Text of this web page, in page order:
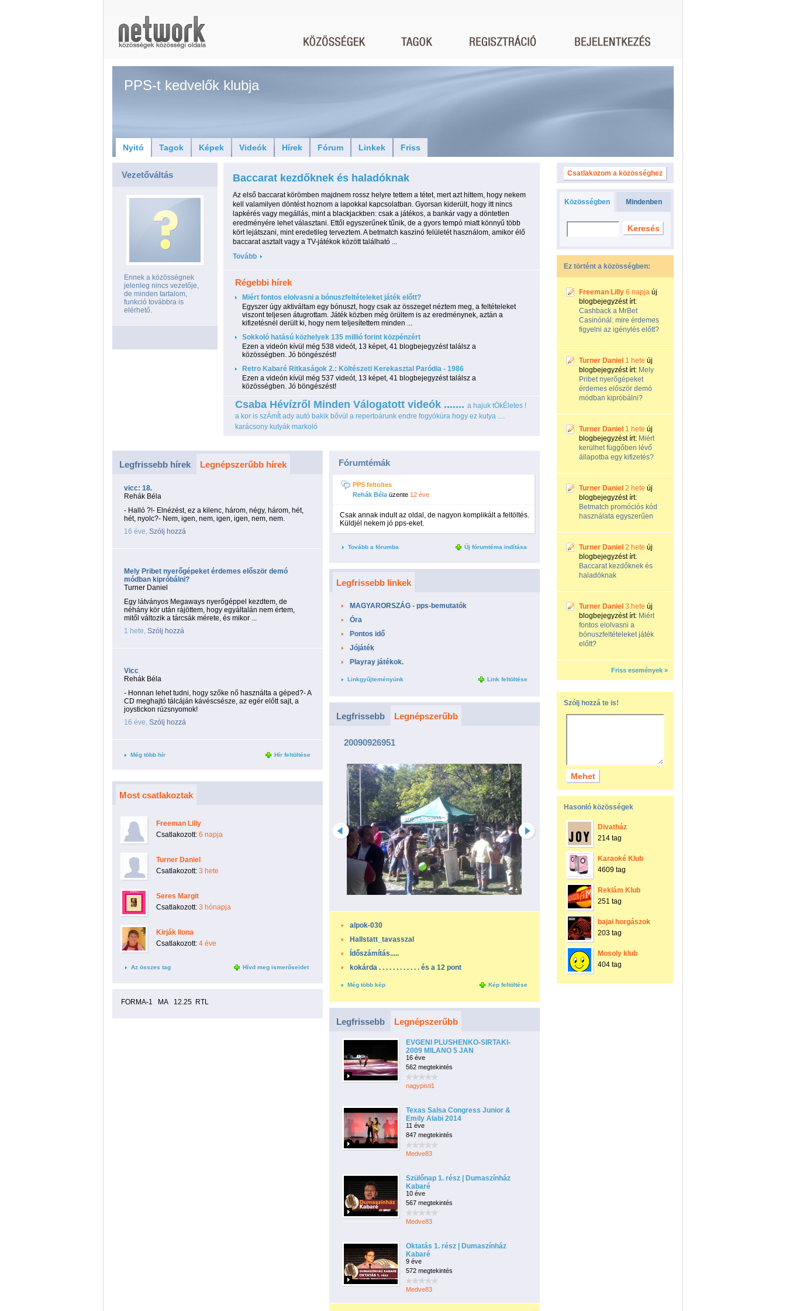
PPS-t kedvelők klubja
Nyitó Tagok Képek Videók Hírek Fórum Linkek Friss
Vezetőváltás
Ennek a közösségnek
jelenleg nincs vezetője,
de minden tartalom,
funkció továbbra is
elérhető.
Baccarat kezdőknek és haladóknak
Az első baccarat körömben majdnem rossz helyre tettem a tétet, mert azt hittem, hogy nekem
kell valamilyen döntést hoznom a lapokkal kapcsolatban. Gyorsan kiderült, hogy itt nincs
lapkérés vagy megállás, mint a blackjackben: csak a játékos, a bankár vagy a döntetlen
eredményére lehet választani. Ettől egyszerűnek tűnik, de a gyors tempó miatt könnyű több
kört lejátszani, mint eredetileg terveztem. A betmatch kaszinó felületét használom, amikor élő
baccarat asztalt vagy a TV-játékok között található ...
Tovább
Régebbi hírek
Miért fontos elolvasni a bónuszfeltételeket játék előtt?
Egyszer úgy aktiváltam egy bónuszt, hogy csak az összeget néztem meg, a feltételeket
viszont teljesen átugrottam. Játék közben még örültem is az eredménynek, aztán a
kifizetésnél derült ki, hogy nem teljesítettem minden ...
Sokkoló hatású közhelyek 135 millió forint közpénzért
Ezen a videón kívül még 538 videót, 13 képet, 41 blogbejegyzést találsz a
közösségben. Jó böngészést!
Retro Kabaré Ritkaságok 2.: Költészeti Kerekasztal Paródia - 1986
Ezen a videón kívül még 537 videót, 13 képet, 41 blogbejegyzést találsz a
közösségben. Jó böngészést!
Csaba Hévízről Minden Válogatott videók ....... a hajuk tÖkÉletes !
a kor is szÁmÍt ady autó bakik bővül a repertoárunk endre fogyókúra hogy ez kutya ....
karácsony kutyák markoló
Legfrissebb hírek Legnépszerűbb hírek
vicc: 18.
Rehák Béla
- Halló ?!- Elnézést, ez a kilenc, három, négy, három, hét,
hét, nyolc?- Nem, igen, nem, igen, igen, nem, nem.
16 éve, Szólj hozzá
Mely Pribet nyerőgépeket érdemes először demó
módban kipróbálni?
Turner Daniel
Egy látványos Megaways nyerőgéppel kezdtem, de
néhány kör után rájöttem, hogy egyáltalán nem értem,
mitől változik a tárcsák mérete, és mikor ...
1 hete, Szólj hozzá
Vicc
Rehák Béla
- Honnan lehet tudni, hogy szőke nő használta a géped?- A
CD meghajtó tálcáján kávéscsésze, az egér előtt sajt, a
joystickon rúzsnyomok!
16 éve, Szólj hozzá
Még több hír Hír feltöltése
Most csatlakoztak
Freeman Lilly
Csatlakozott: 6 napja
Turner Daniel
Csatlakozott: 3 hete
Seres Margit
Csatlakozott: 3 hónapja
Kirják Ilona
Csatlakozott: 4 éve
Az összes tag Hívd meg ismerőseidet
FORMA-1 MA 12.25 RTL
Fórumtémák
PPS feltoltes
Rehák Béla üzente 12 éve
Csak annak indult az oldal, de nagyon komplikált a feltöltés.
Küldjél nekem jó pps-eket.
Tovább a fórumba Új fórumtéma indítása
Legfrissebb linkek
MAGYARORSZÁG - pps-bemutatók
Óra
Pontos idő
Jójáték
Playray játékok.
Linkgyűjteményünk Link feltöltése
Legfrissebb Legnépszerűbb
20090926951
alpok-030
Hallstatt_tavasszal
Ídőszámítás.....
kokárda . . . . . . . . . . . . és a 12 pont
Még több kép Kép feltöltése
Legfrissebb Legnépszerűbb
EVGENI PLUSHENKO-SIRTAKI-
2009 MILANO 5 JAN
16 éve
562 megtekintés
nagypisti1
Texas Salsa Congress Junior &
Emily Alabi 2014
11 éve
847 megtekintés
Medve83
Szülőnap 1. rész | Dumaszínház
Kabaré
10 éve
567 megtekintés
Medve83
Oktatás 1. rész | Dumaszínház
Kabaré
9 éve
572 megtekintés
Medve83
Csatlakozom a közösséghez
Közösségben Mindenben
Ez történt a közösségben:
Freeman Lilly 6 napja új
blogbejegyzést írt:
Cashback a MrBet
Casinónál: mire érdemes
figyelni az igénylés előtt?
Turner Daniel 1 hete új
blogbejegyzést írt: Mely
Pribet nyerőgépeket
érdemes először demó
módban kipróbálni?
Turner Daniel 1 hete új
blogbejegyzést írt: Miért
kerülhet függőben lévő
állapotba egy kifizetés?
Turner Daniel 2 hete új
blogbejegyzést írt:
Betmatch promóciós kód
használata egyszerűen
Turner Daniel 2 hete új
blogbejegyzést írt:
Baccarat kezdőknek és
haladóknak
Turner Daniel 3 hete új
blogbejegyzést írt: Miért
fontos elolvasni a
bónuszfeltételeket játék
előtt?
Friss események »
Szólj hozzá te is!
Hasonló közösségek
Divatház
214 tag
Karaoké Klub
4609 tag
Reklám Klub
251 tag
bajai horgászok
203 tag
Mosoly klub
404 tag